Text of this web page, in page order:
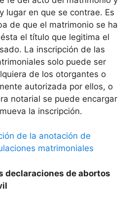
lugar en que se contrae. Es
de que el matrimonio se ha
el título que legitima el
La inscripción de las
solo puede ser
de los otorgantes o
autorizada por ellos, o
notarial se puede encargar
la inscripción.
de la anotación de
matrimoniales
declaraciones de abortos